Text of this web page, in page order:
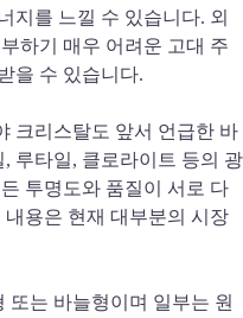
지를 느낄 수 있습니다. 외
하기 매우 어려운 고대 주
을 수 있습니다.
크리스탈도 앞서 언급한 바
루타일, 클로라이트 등의 광
투명도와 품질이 서로 다
용은 현재 대부분의 시장
또는 바늘형이며 일부는 원